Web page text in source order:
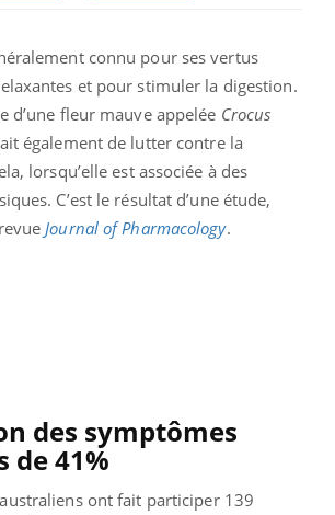
connu pour ses vertus
et pour stimuler la digestion.
d’une fleur mauve appelée Crocus
également de lutter contre la
lorsqu’elle est associée à des
C’est le résultat d’une étude,
Journal of Pharmacology.
des symptômes
de 41%
ont fait participer 139